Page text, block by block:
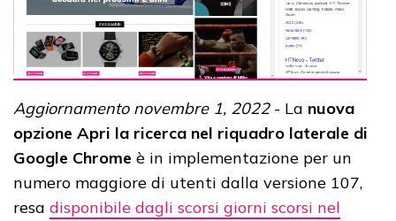
Aggiornamento novembre 1, 2022- La nuova
opzione Apri la ricerca nel riquadro laterale di
Google Chrome è in implementazione per un
numero maggiore di utenti dalla versione 107,
resa disponibile dagli scorsi giorni scorsi nel